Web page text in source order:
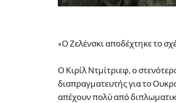
«Ο Ζελένσκι αποδέχτηκε το
Ο Κιρίλ Ντμίτριεφ, ο
διαπραγματευτής για το
απέχουν πολύ από